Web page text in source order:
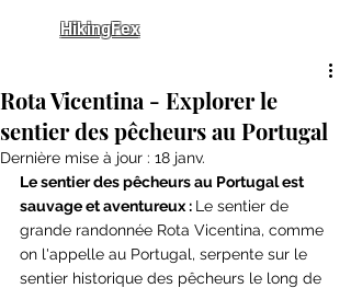
HikingFex
Rota Vicentina - Explorer le
sentier des pêcheurs au Portugal
Dernière mise à jour : 18 janv.
Le sentier des pêcheurs au Portugal est
sauvage et aventureux : Le sentier de
grande randonnée Rota Vicentina, comme
on l'appelle au Portugal, serpente sur le
sentier historique des pêcheurs le long de